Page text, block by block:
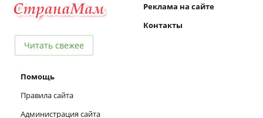
Читать свежее
Реклама на сайте
Контакты
Помощь
Правила сайта
Администрация сайта